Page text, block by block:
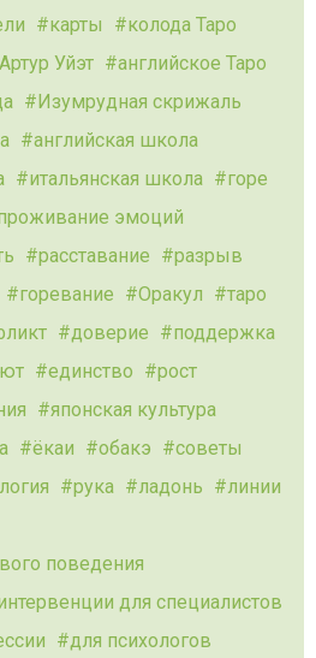
карты
колода Таро
Артур Уйэт
английское Таро
Изумрудная скрижаль
английская школа
итальянская школа
горе
эмоций
расставание
разрыв
горевание Оракул
таро
доверие
поддержка
единство
рост
японская культура
ёкаи обакэ
советы
рука ладонь
линии
поведения
для специалистов
для психологов